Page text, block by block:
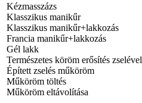
Kézmasszázs
Klasszikus manikűr
Klasszikus manikűr+lakkozás
Francia manikűr+lakkozás
Gél lakk
Természetes köröm erősítés zselével
Épített zselés műköröm
Műköröm töltés
Műköröm eltávolítása